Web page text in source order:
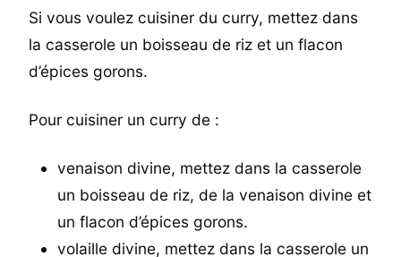
Si vous voulez cuisiner du curry, mettez dans
la casserole un boisseau de riz et un flacon
d’épices gorons.
Pour cuisiner un curry de :
venaison divine, mettez dans la casserole
un boisseau de riz, de la venaison divine et
un flacon d’épices gorons.
volaille divine, mettez dans la casserole un